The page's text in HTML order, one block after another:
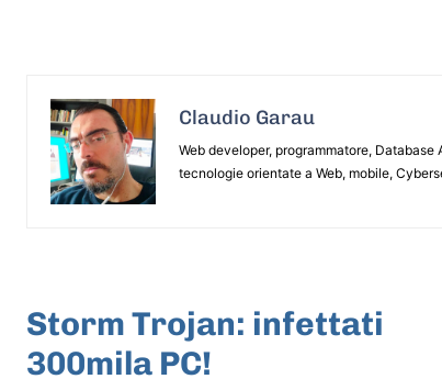
Claudio Garau
Web developer, programmatore,
tecnologie orientate a Web, mobile,
Storm Trojan: infettati
300mila PC!